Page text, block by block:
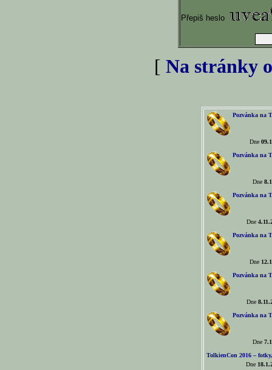
Přepiš heslo
[ Na stránky
Pozvánka na
Dne
Pozvánka na
Dne
Pozvánka na
Dne
Pozvánka na
Dne
Pozvánka na
Dne
Pozvánka na
Dne
TolkienCon 2016 –
Dne